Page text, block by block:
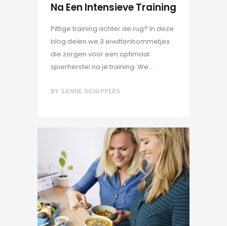
Na Een Intensieve Training
Pittige training achter de rug? In deze
blog delen we 3 eiwittenbommetjes
die zorgen voor een optimaal
spierherstel na je training. We...
BY SANNE SCHIPPERS